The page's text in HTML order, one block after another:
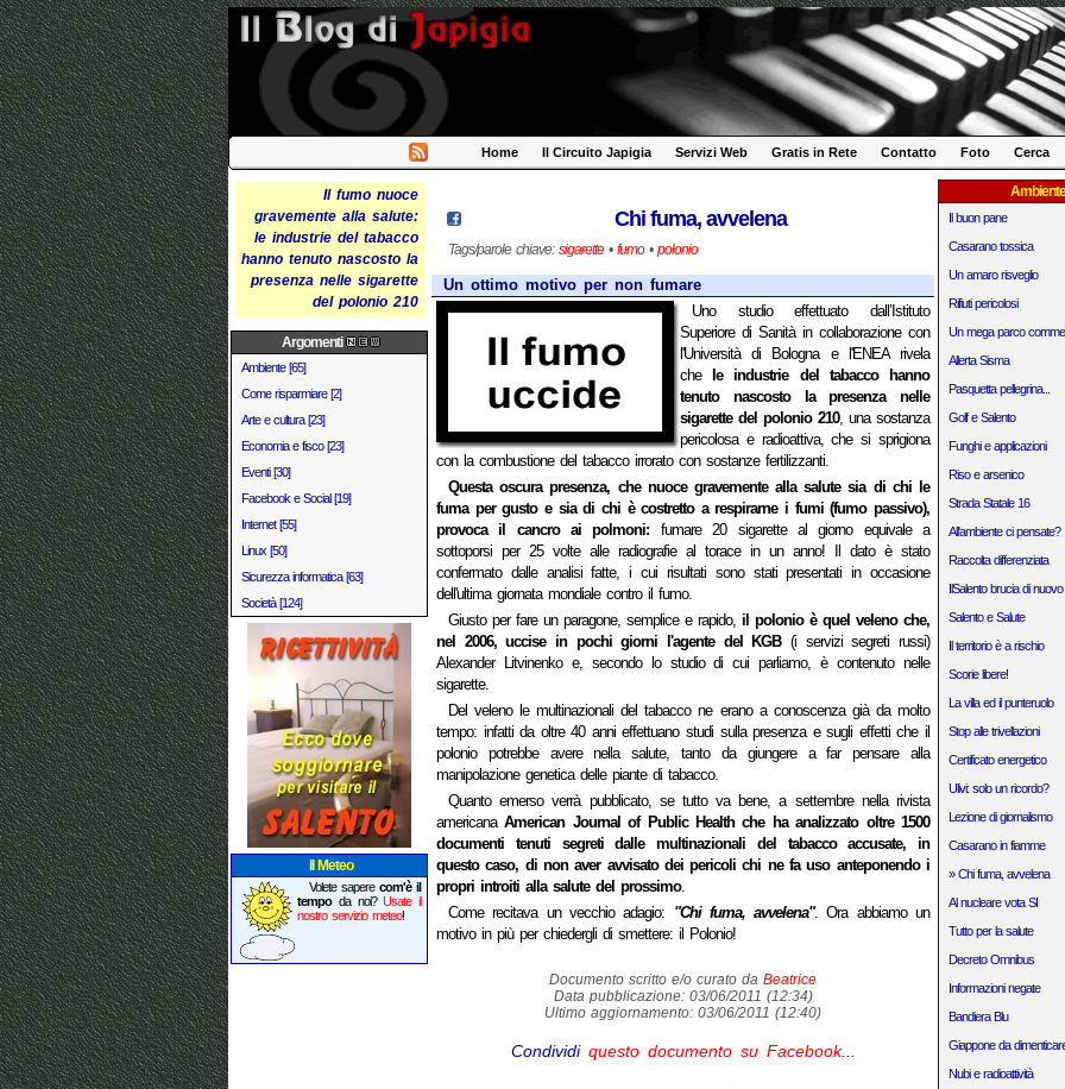
Home Il Circuito Japigia Servizi Web Gratis in Rete Contatto Foto Cerca
Il fumo nuoce
gravemente alla salute:
le industrie del tabacco
hanno tenuto nascosto la
presenza nelle sigarette
del polonio 210
Argomenti
Ambiente [65]
Come risparmiare [2]
Arte e cultura [23]
Economia e fisco [23]
Eventi [30]
Facebook e Social [19]
Internet [55]
Linux [50]
Sicurezza informatica [63]
Società [124]
Il Meteo
Volete sapere com'è il
tempoda noi?Usate il
nostro servizio meteo!
Chi fuma, avvelena
Tags/parole chiave: sigarette• fumo• polonio
Un ottimo motivo per non fumare
Uno studio effettuato dall’Istituto
Superiore di Sanità in collaborazione con
l'Università di Bologna e l'ENEA rivela
che
le industrie del tabacco hanno
tenuto nascosto la presenza nelle
sigarette del polonio 210, una sostanza
pericolosa e radioattiva, che si sprigiona
con la combustione del tabacco irrorato con sostanze fertilizzanti.
Questa oscura presenza, che nuoce gravemente alla salute sia di chi le
fuma per gusto e sia di chi è costretto a respirarne i fumi (fumo passivo),
provoca il cancro ai polmoni: fumare 20 sigarette al giorno equivale a
sottoporsi per 25 volte alle radiografie al torace in un anno! Il dato è stato
confermato dalle analisi fatte, i cui risultati sono stati presentati in occasione
dell'ultima giornata mondiale contro il fumo.
Giusto per fare un paragone, semplice e rapido, il polonio è quel veleno che,
nel 2006, uccise in pochi giorni l'agente del KGB (i servizi segreti russi)
Alexander Litvinenko e, secondo lo studio di cui parliamo, è contenuto nelle
sigarette.
Del veleno le multinazionali del tabacco ne erano a conoscenza già da molto
tempo: infatti da oltre 40 anni effettuano studi sulla presenza e sugli effetti che il
polonio potrebbe avere nella salute, tanto da giungere a far pensare alla
manipolazione genetica delle piante di tabacco.
Quanto emerso verrà pubblicato, se tutto va bene, a settembre nella rivista
americanaAmerican Journal of Public Health che ha analizzato oltre 1500
documenti tenuti segreti dalle multinazionali del tabacco accusate, in
questo caso, di non aver avvisato dei pericoli chi ne fa uso anteponendo i
propri introiti alla salute del prossimo.
Come recitava un vecchio adagio: "Chi fuma, avvelena". Ora abbiamo un
motivo in più per chiedergli di smettere: il Polonio!
Documento scritto e/o curato da Beatrice
Data pubblicazione: 03/06/2011 (12:34)
Ultimo aggiornamento: 03/06/2011 (12:40)
Condividi questo documento su Facebook...
Ambiente
Il buon pane
Casarano tossica
Un amaro risveglio
Rifiuti pericolosi
Un mega parco
Allerta Sisma
Pasquetta pellegrina...
Golf e Salento
Funghi e applicazioni
Riso e arsenico
Strada Statale 16
All'ambiente ci pensate?
Raccolta differenziata
IlSalento brucia di nuovo
Salento e Salute
Il territorio è a rischio
Scorie libere!
La villa ed il punteruolo
Stop alle trivellazioni
Certificato energetico
Ulivi: solo un ricordo?
Lezione di giornalismo
Casarano in fiamme
» Chi fuma, avvelena
Al nucleare vota SI
Tutto per la salute
Decreto Omnibus
Informazioni negate
Bandiera Blu
Giappone da
Nubi e radioattività